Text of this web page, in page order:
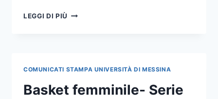
LEGGI DI PIÙ PRESENTATA
COMUNICATI STAMPA UNIVERSITÀ DI MESSINA
Basket femminile- Serie